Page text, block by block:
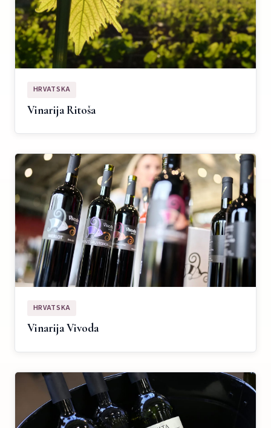
HRVATSKA
Vinarija Ritoša
HRVATSKA
Vinarija Vivoda